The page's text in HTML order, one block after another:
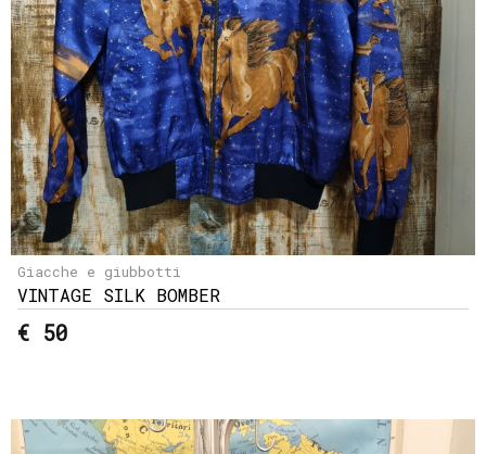
Giacche e giubbotti
VINTAGE SILK BOMBER
€ 50